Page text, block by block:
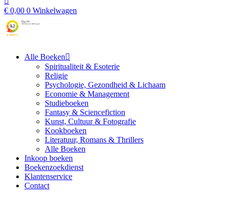
€ 0,00 0 Winkelwagen
Alle Boeken
Spiritualiteit & Esoterie
Religie
Psychologie, Gezondheid & Lichaam
Economie & Management
Studieboeken
Fantasy & Sciencefiction
Kunst, Cultuur & Fotografie
Kookboeken
Literatuur, Romans & Thrillers
Alle Boeken
Inkoop boeken
Boekenzoekdienst
Klantenservice
Contact